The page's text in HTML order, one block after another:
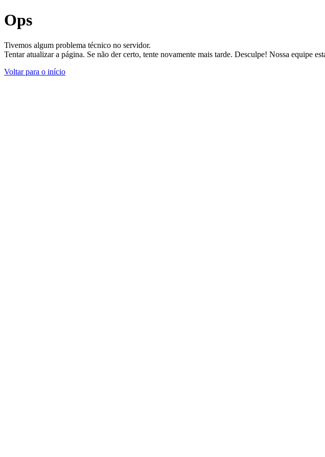
Ops
Tivemos algum problema técnico no servidor.
Tentar atualizar a página. Se não der certo, tente novamente mais tarde. Desculpe! Nossa equipe
Voltar para o início